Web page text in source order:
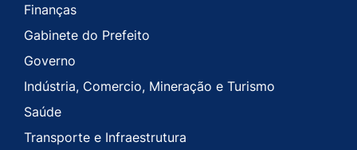
Finanças
Gabinete do Prefeito
Governo
Indústria, Comercio, Mineração e Turismo
Saúde
Transporte e Infraestrutura